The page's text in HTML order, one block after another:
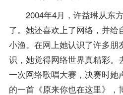
2004年4月，许益琳从东
了。她还喜欢上了网络，并
小渔。在网上她认识了许多朋
识，她觉得网络世界真精彩。
一次网络歌唱大赛，决赛时她
的一首《原来你也在这里》，